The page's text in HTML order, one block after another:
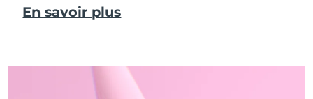
En savoir plus